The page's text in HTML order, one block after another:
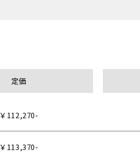
定価
￥112,270-
￥113,370-